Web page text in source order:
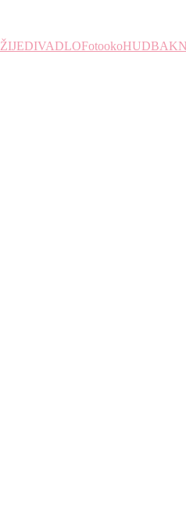
ŽIJEDIVADLOFotookoHUDBA